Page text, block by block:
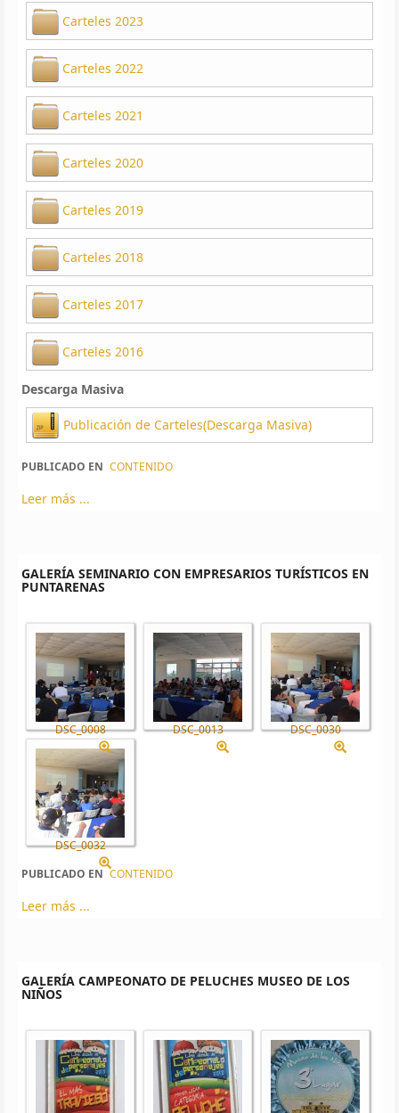
Carteles 2023
Carteles 2022
Carteles 2021
Carteles 2020
Carteles 2019
Carteles 2018
Carteles 2017
Carteles 2016
Descarga Masiva
Publicación de Carteles(Descarga Masiva)
PUBLICADO EN CONTENIDO
Leer más ...
GALERÍA SEMINARIO CON EMPRESARIOS TURÍSTICOS EN
PUNTARENAS
DSC_0008 DSC_0013 DSC_0030
DSC_0032
PUBLICADO EN CONTENIDO
Leer más ...
GALERÍA CAMPEONATO DE PELUCHES MUSEO DE LOS
NIÑOS